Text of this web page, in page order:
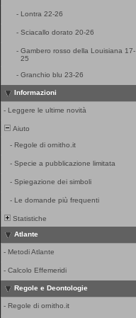
- Lontra 22-26
- Sciacallo dorato 20-26
- Gambero rosso della Louisiana 17-
25
- Granchio blu 23-26
Informazioni
- Leggere le ultime novità
Aiuto
- Regole di ornitho.it
- Specie a pubblicazione limitata
- Spiegazione dei simboli
- Le domande più frequenti
Statistiche
Atlante
- Metodi Atlante
- Calcolo Effemeridi
Regole e Deontologie
- Regole di ornitho.it